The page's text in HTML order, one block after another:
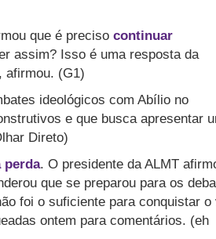
que é preciso continuar
assim? Isso é uma resposta da
afirmou. (G1)
ideológicos com Abílio no
e que busca apresentar
Direto)
perda. O presidente da ALMT
que se preparou para os
foi o suficiente para conquistar o
ontem para comentários. (eh